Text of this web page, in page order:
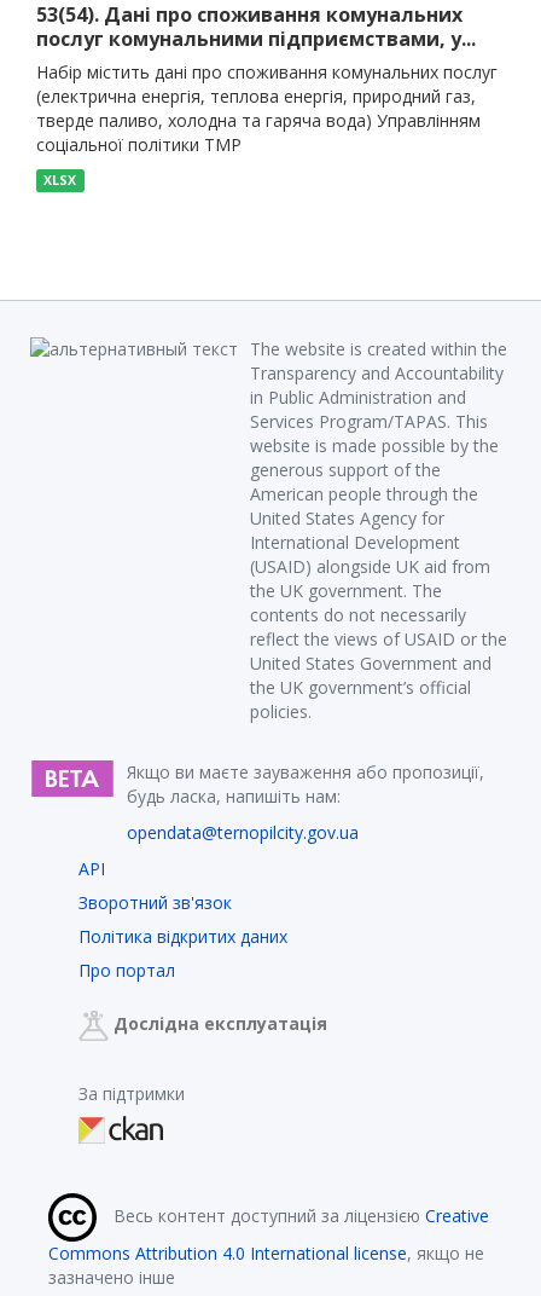
53(54). Дані про споживання комунальних
послуг комунальними підприємствами, у...
Набір містить дані про споживання комунальних послуг
(електрична енергія, теплова енергія, природний газ,
тверде паливо, холодна та гаряча вода) Управлінням
соціальної політики ТМР
XLSX
The website is created within the
Transparency and Accountability
in Public Administration and
Services Program/TAPAS. This
website is made possible by the
generous support of the
American people through the
United States Agency for
International Development
(USAID) alongside UK aid from
the UK government. The
contents do not necessarily
reflect the views of USAID or the
United States Government and
the UK government’s official
policies.
Якщо ви маєте зауваження або пропозиції,
будь ласка, напишіть нам:
opendata@ternopilcity.gov.ua
API
Зворотний зв'язок
Політика відкритих даних
Про портал
Дослідна експлуатація
За підтримки
Весь контент доступний за ліцензією Creative
Commons Attribution 4.0 International license, якщо не
зазначено інше